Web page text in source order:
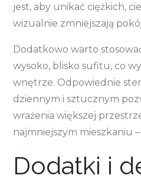
jest, aby unikać ciężkich,
wizualnie zmniejszają
Dodatkowo warto
wysoko, blisko sufitu, co
wnętrze. Odpowiednie
dziennym i sztucznym
wrażenia większej
najmniejszym mieszkaniu
Dodatki i